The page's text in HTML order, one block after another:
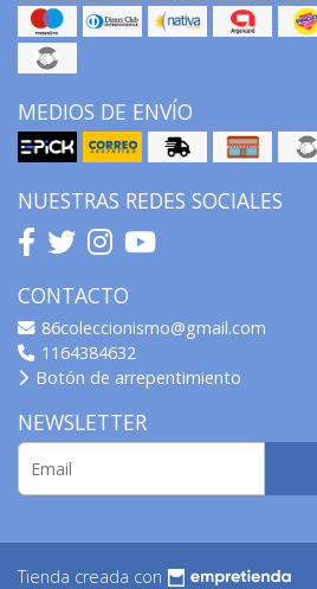
MEDIOS DE ENVÍO
NUESTRAS REDES SOCIALES
CONTACTO
86coleccionismo@gmail.com
1164384632
Botón de arrepentimiento
NEWSLETTER
Tienda creada con